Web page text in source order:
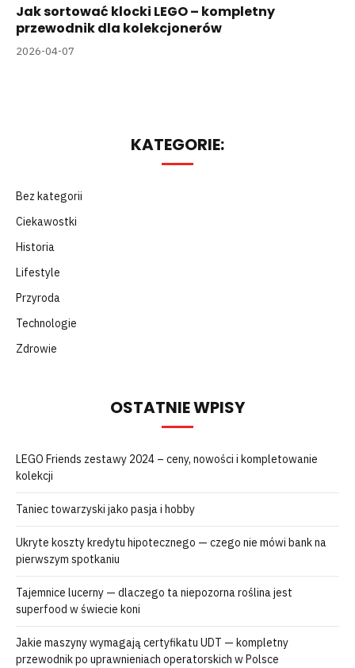
Jak sortować klocki LEGO – kompletny
przewodnik dla kolekcjonerów
2026-04-07
KATEGORIE:
Bez kategorii
Ciekawostki
Historia
Lifestyle
Przyroda
Technologie
Zdrowie
OSTATNIE WPISY
LEGO Friends zestawy 2024 – ceny, nowości i kompletowanie
kolekcji
Taniec towarzyski jako pasja i hobby
Ukryte koszty kredytu hipotecznego — czego nie mówi bank na
pierwszym spotkaniu
Tajemnice lucerny — dlaczego ta niepozorna roślina jest
superfood w świecie koni
Jakie maszyny wymagają certyfikatu UDT — kompletny
przewodnik po uprawnieniach operatorskich w Polsce